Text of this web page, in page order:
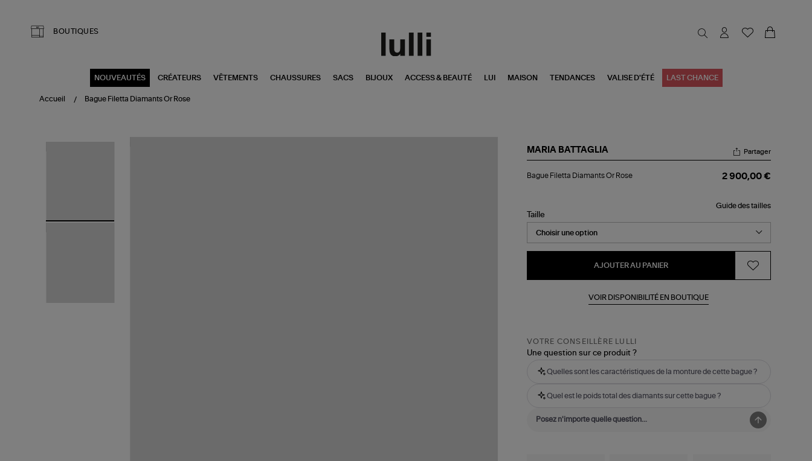
BOUTIQUES
NOUVEAUTÉS CRÉATEURS VÊTEMENTS CHAUSSURES SACS BIJOUX ACCESS & BEAUTÉ LUI MAISON TENDANCES VALISE D'ÉTÉ LAST CHANCE
Accueil Bague Filetta Diamants Or Rose
MARIA BATTAGLIA
Filetta
Partager
Bague Filetta Diamants Or Rose 2 900,00 €
Guide des tailles
Taille
AJOUTER AU PANIER
VOIR DISPONIBILITÉ EN BOUTIQUE
VOTRE CONSEILLÈRE LULLI
Une question sur ce produit ?
Quelles sont les caractéristiques de la monture de cette bague ?
Quel est le poids total des diamants sur cette bague ?